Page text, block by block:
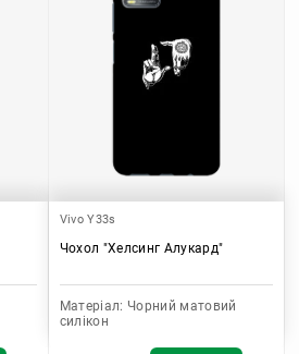
Vivo Y33s
Чохол "Хелсинг Алукард"
Матеріал: Чорний матовий
силікон